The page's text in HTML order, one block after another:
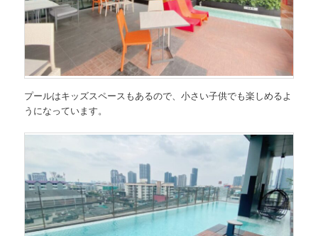
プールはキッズスペースもあるので、小さい子供でも楽しめるよ
うになっています。